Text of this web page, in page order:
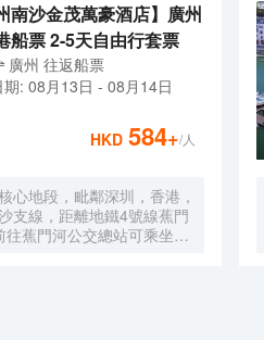
南沙金茂萬豪酒店】廣州
船票 2-5天自由行套票
廣州 往返船票
期: 08月13日 - 08月14日
HKD 584+/人
心地段，毗鄰深圳，香港，
支線，距離地鐵4號線蕉門
蕉門河公交總站可乘坐機